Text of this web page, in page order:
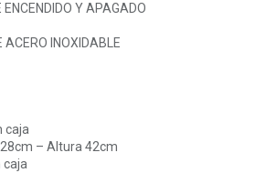
ENCENDIDO Y APAGADO
ACERO INOXIDABLE
caja
– Altura 42cm
caja